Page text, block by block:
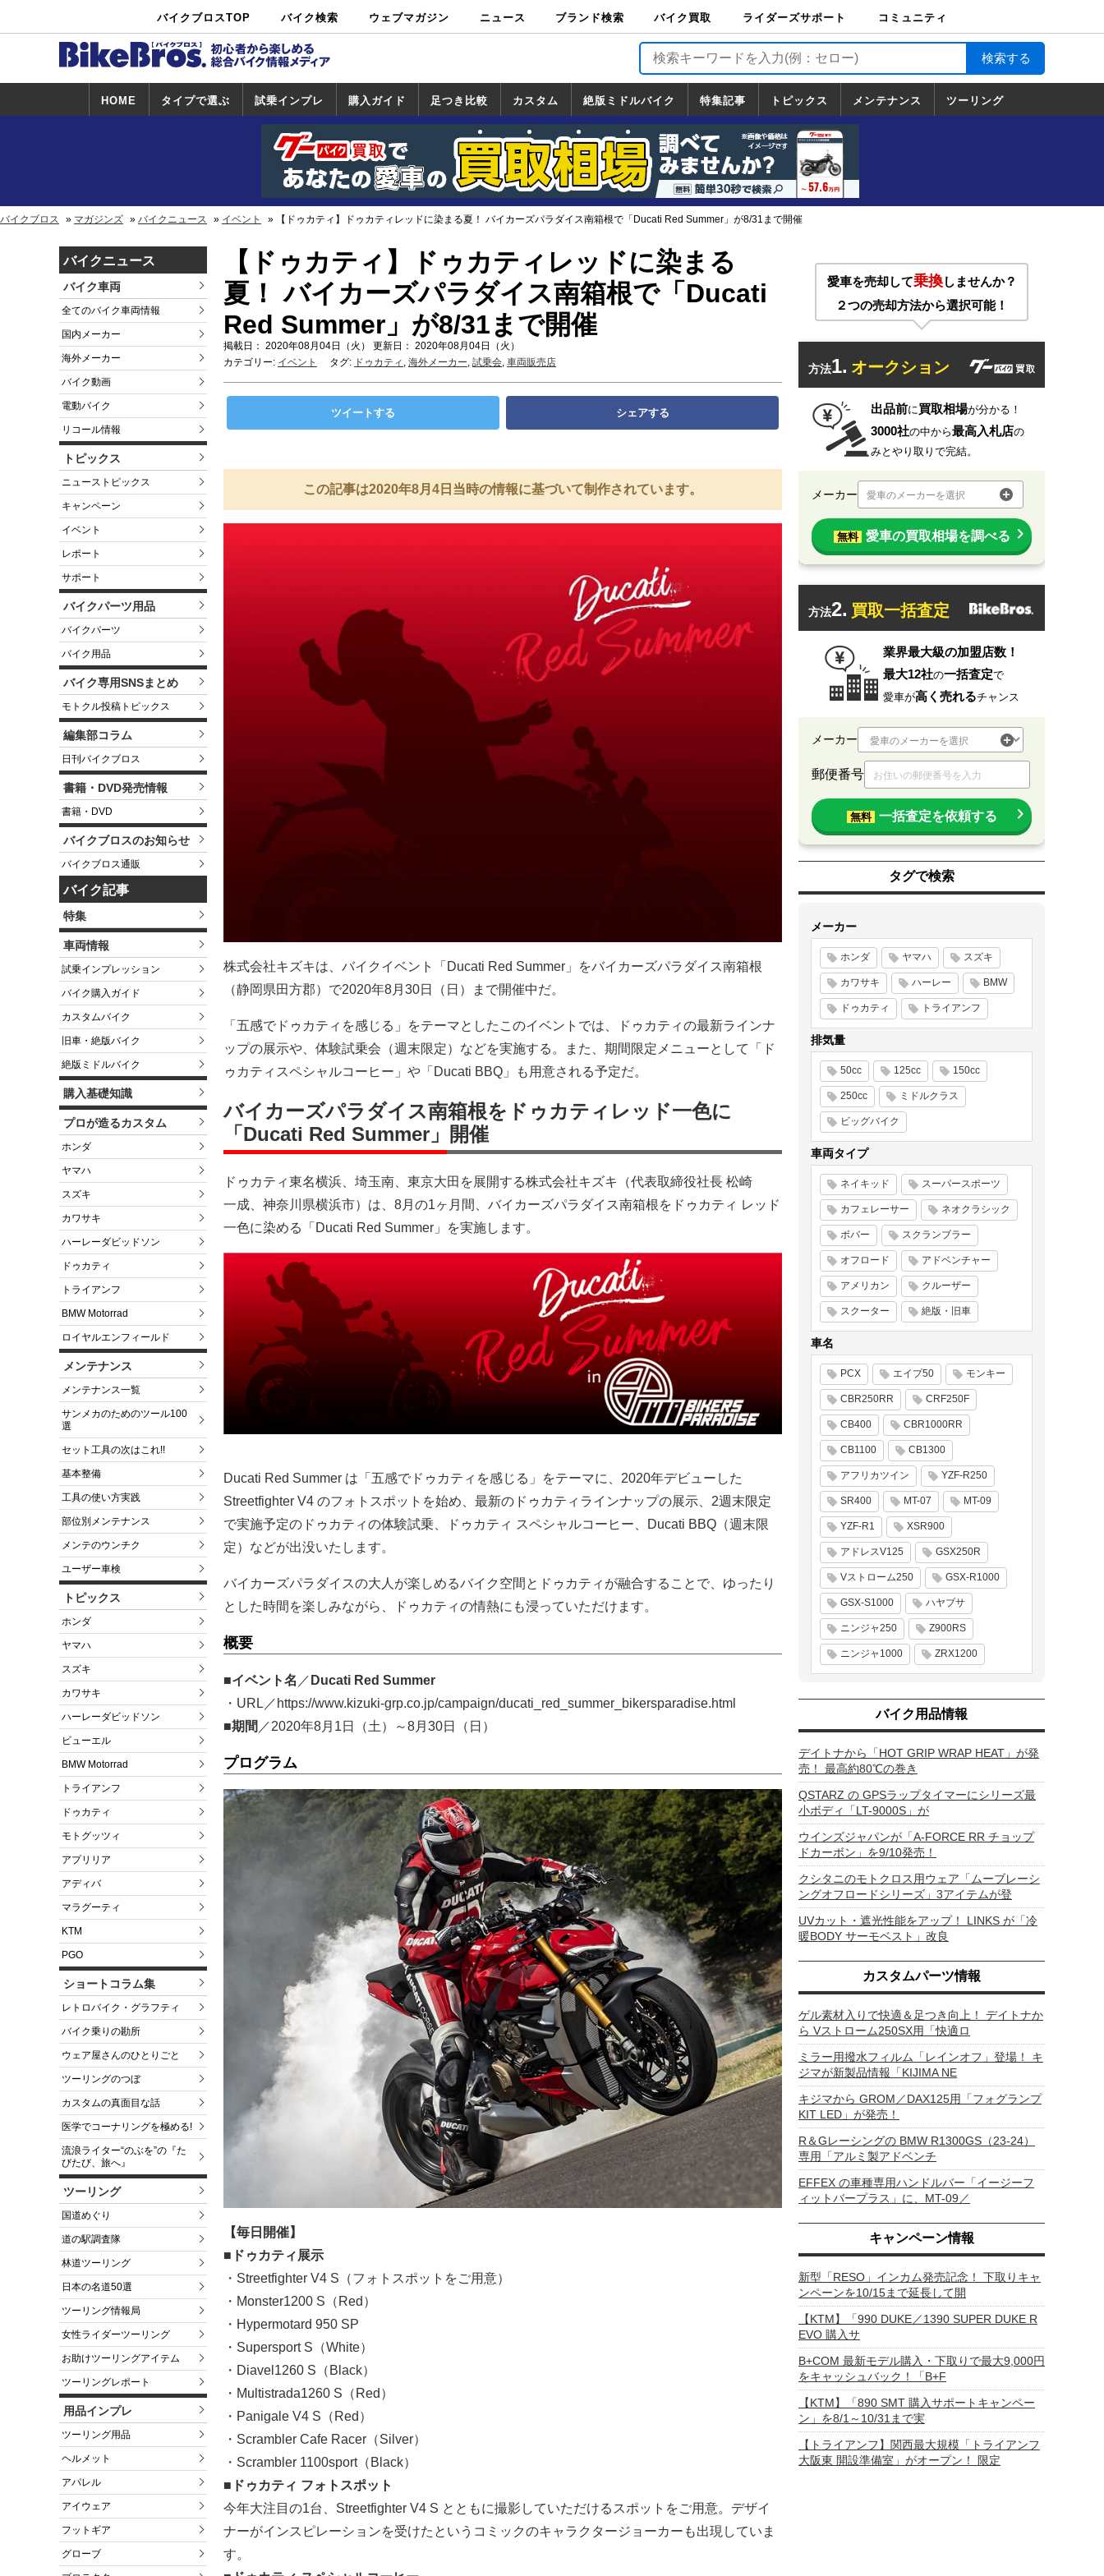
バイクブロスTOP バイク検索
中古バイ
ク・新車検
カタログ検
索
ショップ検
索
ウェブマガジン ニュース ブランド検索 バイク買取
バイク買取
ライダーズサポート
ライダーズサポート
TOP
バイク輸送
バイクガレージライ
フ
バイク車両保険
ロードサービス
バイク試乗
コミュニティ
HOME タイプで選ぶ 試乗インプレ
試乗インプレ
一覧
ホンダ
ヤマハ
スズキ
カワサキ
ハーレー
BMW
トライアンフ
ドゥカティ
購入ガイド
一覧
足つき比較 カスタム
カスタム
一覧
ホンダ
ヤマハ
スズキ
カワサキ
絶版ミドルバイク
絶版ミドルバイク
一覧
ホンダ
ヤマハ
スズキ
カワサキ
特集記事 トピックス
トピックス
一覧
ホンダ
ヤマハ
スズキ
カワサキ
ハーレーダ
ビッドソン
BMW
ドゥカティ
トライアン
フ
メンテナンス ツーリング
道の駅調査隊
ツーリング情報局
日本の道50選
国道めぐり
林道ツーリング
バイクブロス マガジンズ バイクニュース イベント 【ドゥカティ】ドゥカティレッドに染まる夏！ バイカーズパラダイス南箱根で「Ducati Red Summer」が8/31まで開催
バイクニュース
バイク車両
全てのバイク車両情報
国内メーカー
海外メーカー
バイク動画
電動バイク
リコール情報
トピックス
ニューストピックス
キャンペーン
イベント
レポート
サポート
バイクパーツ用品
バイクパーツ
バイク用品
バイク専用SNSまとめ
モトクル投稿トピックス
編集部コラム
日刊バイクブロス
書籍・DVD発売情報
書籍・DVD
バイクブロスのお知らせ
バイクブロス通販
バイク記事
特集
車両情報
試乗インプレッション
バイク購入ガイド
カスタムバイク
旧車・絶版バイク
絶版ミドルバイク
購入基礎知識
プロが造るカスタム
ホンダ
ヤマハ
スズキ
カワサキ
ハーレーダビッドソン
ドゥカティ
トライアンフ
BMW Motorrad
ロイヤルエンフィールド
メンテナンス
メンテナンス一覧
サンメカのためのツール100
選
セット工具の次はこれ!!
基本整備
工具の使い方実践
部位別メンテナンス
メンテのウンチク
ユーザー車検
トピックス
ホンダ
ヤマハ
スズキ
カワサキ
ハーレーダビッドソン
ビューエル
BMW Motorrad
トライアンフ
ドゥカティ
モトグッツィ
アプリリア
アディバ
マラグーティ
KTM
PGO
ショートコラム集
レトロバイク・グラフティ
バイク乗りの勘所
ウェア屋さんのひとりごと
ツーリングのつぼ
カスタムの真面目な話
医学でコーナリングを極める!
流浪ライター“のぶを”の『た
びたび、旅へ』
ツーリング
国道めぐり
道の駅調査隊
林道ツーリング
日本の名道50選
ツーリング情報局
女性ライダーツーリング
お助けツーリングアイテム
ツーリングレポート
用品インプレ
ツーリング用品
ヘルメット
アパレル
アイウェア
フットギア
グローブ
【ドゥカティ】ドゥカティレッドに染まる
夏！ バイカーズパラダイス南箱根で「Ducati
Red Summer」が8/31まで開催
掲載日： 2020年08月04日（火） 更新日： 2020年08月04日（火）
カテゴリー: イベント タグ: ドゥカティ , 海外メーカー, 試乗会, 車両販売店
ツイートする シェアする
この記事は2020年8月4日当時の情報に基づいて制作されています。
株式会社キズキは、バイクイベント「Ducati Red Summer」をバイカーズパラダイス南箱根
（静岡県田方郡）で2020年8月30日（日）まで開催中だ。
「五感でドゥカティを感じる」をテーマとしたこのイベントでは、ドゥカティの最新ラインナ
ップの展示や、体験試乗会（週末限定）などを実施する。また、期間限定メニューとして「ド
ゥカティスペシャルコーヒー」や「Ducati BBQ」も用意される予定だ。
バイカーズパラダイス南箱根をドゥカティレッド一色に
「Ducati Red Summer」開催
ドゥカティ東名横浜、埼玉南、東京大田を展開する株式会社キズキ（代表取締役社長 松崎
一成、神奈川県横浜市）は、8月の1ヶ月間、バイカーズパラダイス南箱根をドゥカティ レッド
一色に染める「Ducati Red Summer」を実施します。
Ducati Red Summer は「五感でドゥカティを感じる」をテーマに、2020年デビューした
Streetfighter V4 のフォトスポットを始め、最新のドゥカティラインナップの展示、2週末限定
で実施予定のドゥカティの体験試乗、ドゥカティ スペシャルコーヒー、Ducati BBQ（週末限
定）などが出没いたします。
バイカーズパラダイスの大人が楽しめるバイク空間とドゥカティが融合することで、ゆったり
とした時間を楽しみながら、ドゥカティの情熱にも浸っていただけます。
概要
■イベント名 ／ Ducati Red Summer
・URL／https://www.kizuki-grp.co.jp/campaign/ducati_red_summer_bikersparadise.html
■期間 ／2020年8月1日（土）～8月30日（日）
プログラム
【毎日開催】
■ドゥカティ展示
・Streetfighter V4 S（フォトスポットをご用意）
・Monster1200 S（Red）
・Hypermotard 950 SP
・Supersport S（White）
・Diavel1260 S（Black）
・Multistrada1260 S（Red）
・Panigale V4 S（Red）
・Scrambler Cafe Racer（Silver）
・Scrambler 1100sport（Black）
■ドゥカティ フォトスポット
今年大注目の1台、Streetfighter V4 S とともに撮影していただけるスポットをご用意。デザイ
ナーがインスピレーションを受けたというコミックのキャラクタージョーカーも出現していま
す。
愛車を売却して乗換しませんか？
２つの売却方法から選択可能！
方法1. オークション
出品前に買取相場が分かる！
3000社の中から最高入札店の
みとやり取りで完結。
メーカー 愛車のメーカーを選択
無料 愛車の買取相場を調べる
方法2. 買取一括査定
業界最大級の加盟店数！
最大12社の一括査定で
愛車が高く売れるチャンス
メーカー
郵便番号
無料 一括査定を依頼する
タグで検索
メーカー
ホンダ ヤマハ スズキ
カワサキ ハーレー BMW
ドゥカティ トライアンフ
排気量
50cc 125cc 150cc
250cc ミドルクラス
ビッグバイク
車両タイプ
ネイキッド スーパースポーツ
カフェレーサー ネオクラシック
ボバー スクランブラー
オフロード アドベンチャー
アメリカン クルーザー
スクーター 絶版・旧車
車名
PCX エイプ50 モンキー
CBR250RR CRF250F
CB400 CBR1000RR
CB1100 CB1300
アフリカツイン YZF-R250
SR400 MT-07 MT-09
YZF-R1 XSR900
アドレスV125 GSX250R
Vストローム250 GSX-R1000
GSX-S1000 ハヤブサ
ニンジャ250 Z900RS
ニンジャ1000 ZRX1200
バイク用品情報
デイトナから「HOT GRIP WRAP HEAT」が発
売！ 最高約80℃の巻き
QSTARZ の GPSラップタイマーにシリーズ最
小ボディ「LT-9000S」が
ウインズジャパンが「A-FORCE RR チョップ
ドカーボン」を9/10発売！
クシタニのモトクロス用ウェア「ムーブレーシ
ングオフロードシリーズ」3アイテムが登
UVカット・遮光性能をアップ！ LINKS が「冷
暖BODY サーモベスト」改良
カスタムパーツ情報
ゲル素材入りで快適＆足つき向上！ デイトナか
ら Vストローム250SX用「快適ロ
ミラー用撥水フィルム「レインオフ」登場！ キ
ジマが新製品情報「KIJIMA NE
キジマから GROM／DAX125用「フォグランプ
KIT LED」が発売！
R＆Gレーシングの BMW R1300GS（23-24）
専用「アルミ製アドベンチ
EFFEX の車種専用ハンドルバー「イージーフ
ィットバープラス」に、MT-09／
キャンペーン情報
新型「RESO」インカム発売記念！ 下取りキャ
ンペーンを10/15まで延長して開
【KTM】「990 DUKE／1390 SUPER DUKE R
EVO 購入サ
B+COM 最新モデル購入・下取りで最大9,000円
をキャッシュバック！「B+F
【KTM】「890 SMT 購入サポートキャンペー
ン」を8/1～10/31まで実
【トライアンフ】関西最大規模「トライアンフ
大阪東 開設準備室」がオープン！ 限定